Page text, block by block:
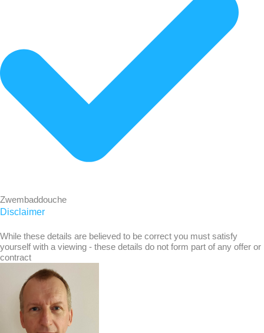
Zwembaddouche
Disclaimer
While these details are believed to be correct you must satisfy
yourself with a viewing - these details do not form part of any offer or
contract